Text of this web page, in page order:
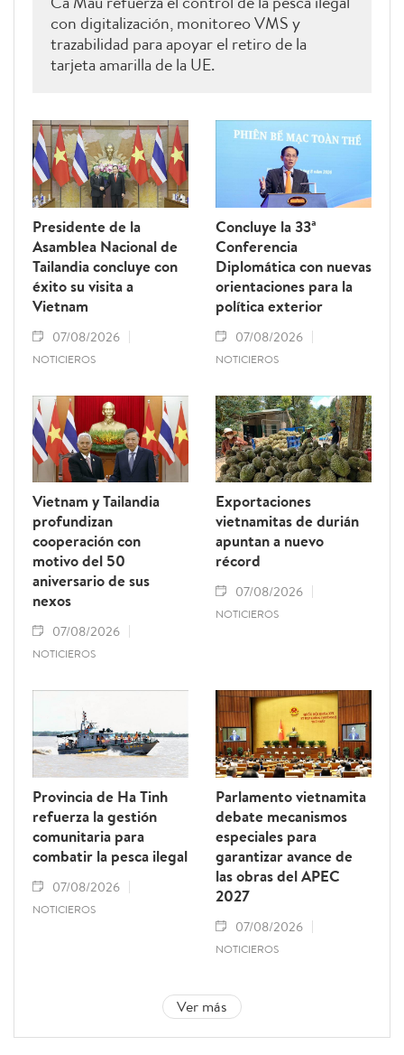
con digitalización, monitoreo VMS y
trazabilidad para apoyar el retiro de la
tarjeta amarilla de la UE.
Presidente de la
Asamblea Nacional de
Tailandia concluye con
éxito su visita a
Vietnam
07/08/2026
NOTICIEROS
Concluye la 33ª
Conferencia
Diplomática con nuevas
orientaciones para la
política exterior
07/08/2026
NOTICIEROS
Vietnam y Tailandia
profundizan
cooperación con
motivo del 50
aniversario de sus
nexos
07/08/2026
NOTICIEROS
Exportaciones
vietnamitas de durián
apuntan a nuevo
récord
07/08/2026
NOTICIEROS
Provincia de Ha Tinh
refuerza la gestión
comunitaria para
combatir la pesca ilegal
07/08/2026
NOTICIEROS
Parlamento vietnamita
debate mecanismos
especiales para
garantizar avance de
las obras del APEC
2027
07/08/2026
NOTICIEROS
Ver más